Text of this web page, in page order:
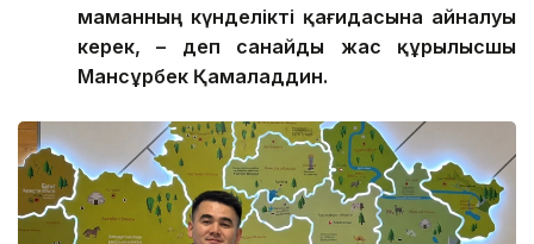
маманның күнделікті қағидасына айналуы
керек, – деп санайды жас құрылысшы
Мансұрбек Қамаладдин.